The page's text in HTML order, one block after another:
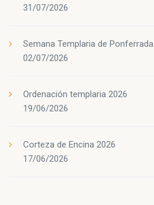
31/07/2026
Semana Templaria de Ponferrada
02/07/2026
Ordenación templaria 2026
19/06/2026
Corteza de Encina 2026
17/06/2026